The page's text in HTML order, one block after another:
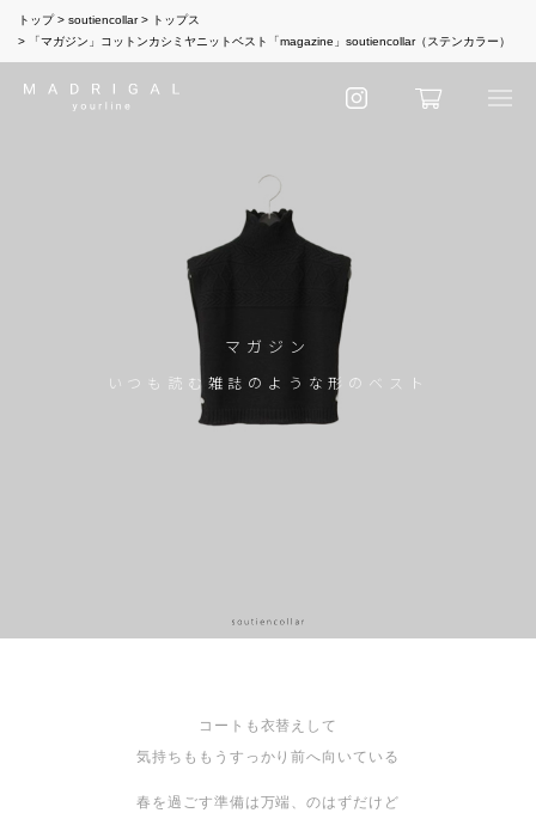
トップ soutiencollar
トップス
「マガジン」コットンカシミヤニットベスト「magazine」soutiencollar（ステンカラー）
マガジン
いつも読む雑誌のような形のベスト
コートも衣替えして
気持ちももうすっかり前へ向いている
春を過ごす準備は万端、のはずだけど